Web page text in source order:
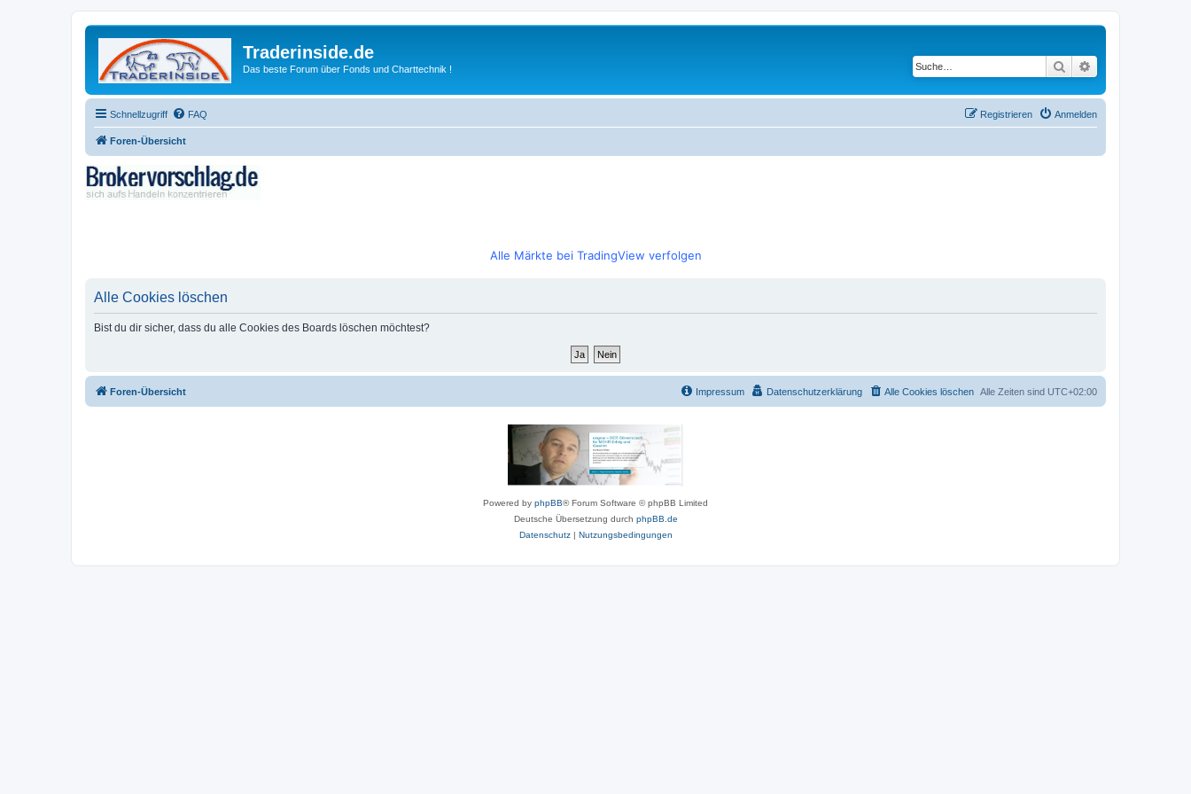
Traderinside.de
Das beste Forum über Fonds und Charttechnik ! Suche
Schnellzugriff FAQ Anmelden
Registrieren
Foren-Übersicht
Alle Märkte bei TradingView verfolgen
Alle Cookies löschen
Bist du dir sicher, dass du alle Cookies des Boards löschen möchtest?
Foren-Übersicht Alle Zeiten sind UTC+02:00
Alle Cookies löschen
Datenschutzerklärung
Impressum
Powered by phpBB® Forum Software © phpBB Limited
Deutsche Übersetzung durch phpBB.de
Datenschutz| Nutzungsbedingungen